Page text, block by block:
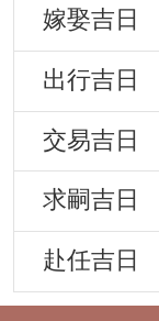
嫁娶吉日
出行吉日
交易吉日
求嗣吉日
赴任吉日